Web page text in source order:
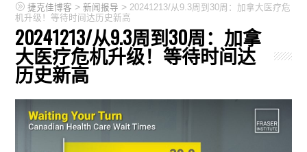
捷克佳博客 >新闻报导 > 20241213/从9.3周到30周：加拿大医疗危
机升级！等待时间达历史新高
20241213/从9.3周到30周：加拿
大医疗危机升级！等待时间达
历史新高